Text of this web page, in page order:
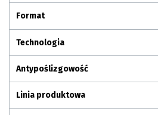
Format
Technologia
Antypoślizgowość
Linia produktowa